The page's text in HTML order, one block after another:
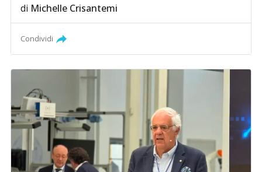
di Michelle Crisantemi
Condividi